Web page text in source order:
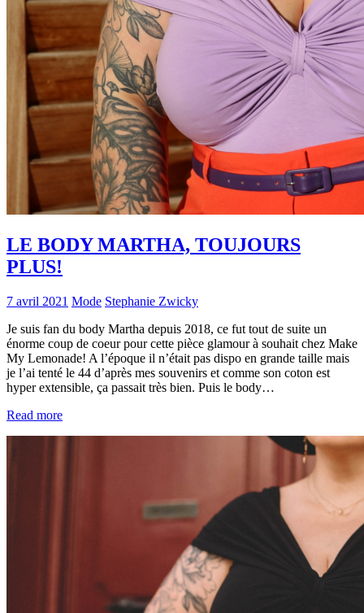
LE BODY MARTHA, TOUJOURS
PLUS!
7 avril 2021 Mode Stephanie Zwicky
Je suis fan du body Martha depuis 2018, ce fut tout de suite un
énorme coup de coeur pour cette pièce glamour à souhait chez Make
My Lemonade! A l’époque il n’était pas dispo en grande taille mais
je l’ai tenté le 44 d’après mes souvenirs et comme son coton est
hyper extensible, ça passait très bien. Puis le body…
Read more